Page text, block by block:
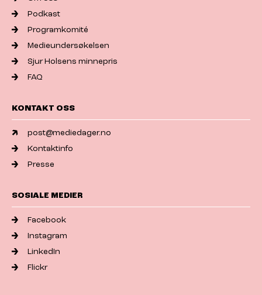
Podkast
Programkomité
Medieundersøkelsen
Sjur Holsens minnepris
FAQ
KONTAKT OSS
post@mediedager.no
Kontaktinfo
Presse
SOSIALE MEDIER
Facebook
Instagram
LinkedIn
Flickr